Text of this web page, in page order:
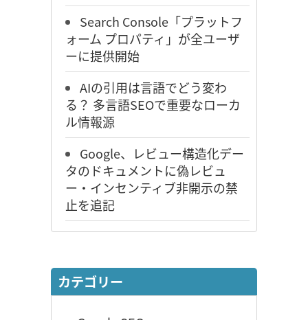
Search Console「プラットフ
ォーム プロパティ」が全ユーザ
ーに提供開始
AIの引用は言語でどう変わ
る？ 多言語SEOで重要なローカ
ル情報源
Google、レビュー構造化デー
タのドキュメントに偽レビュ
ー・インセンティブ非開示の禁
止を追記
カテゴリー